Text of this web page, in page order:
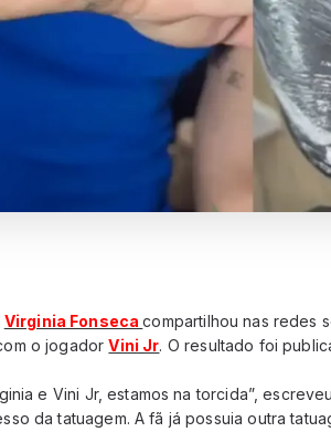
Virginia Fonsecacompartilhou nas redes
o jogadorVini Jr. O resultado foi
e Vini Jr, estamos na torcida”,
da tatuagem. A fã já possuia outra